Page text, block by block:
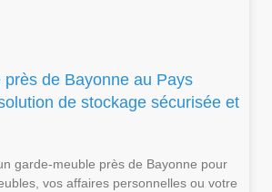
près de Bayonne au Pays
de stockage sécurisée et
garde-meuble près de Bayonne pour
vos affaires personnelles ou votre